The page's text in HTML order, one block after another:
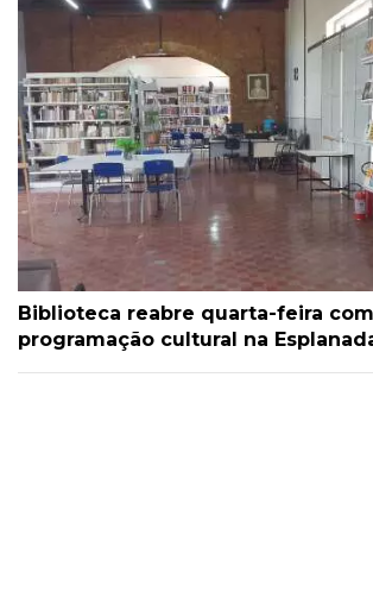
Biblioteca reabre quarta-feira com
programação cultural na